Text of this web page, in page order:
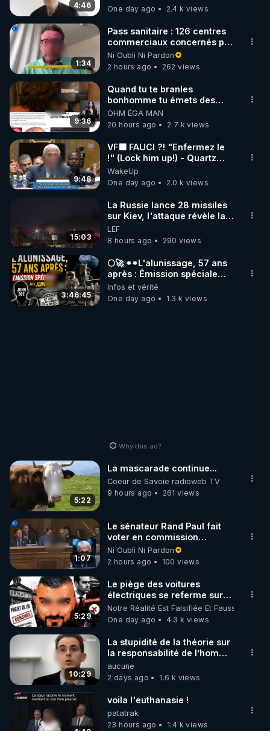
code : REGENERE10
▶ 30 jours gratuit sur l’application de méditation et
de bien-être ENVOL :
Rendez-vous sur https://www.envol.app/code
le code : REGENERE
4:46
One day ago
2.4 k views
1:34
Pass sanitaire : 126 centres
commerciaux concernés par
l'obligation dans toute la
France
Ni Oubli Ni Pardon
2 hours ago
262 views
9:36
Quand tu te branles
bonhomme tu émets des
ondes ils ont juste omis de
t'expliquer
OHM ÉGA MAN
20 hours ago
2.7 k views
9:48
VF🟩 FAUCI ?! "Enfermez le
!" (Lock him up!) - Quartz
Traduction
WakeUp
One day ago
2.0 k views
15:03
La Russie lance 28 missiles
sur Kiev, l'attaque révèle la
faiblesse de Kiev
LEF
8 hours ago
290 views
3:46:45
🌕🚀 **L'alunissage, 57 ans
après : Émission spéciale
avec John Doe !** 👨 🚀✨
Infos et vérité
One day ago
1.3 k views
Why this ad?
5:22
La mascarade continue...
Coeur de Savoie radioweb TV
9 hours ago
261 views
1:07
Le sénateur Rand Paul fait
voter en commission
l'outrage au Congrès contre
Anthony Fauci
Ni Oubli Ni Pardon
2 hours ago
100 views
5:29
Le piège des voitures
électriques se referme sur
les usagers !
Notre Réalité Est Falsifiée Et Fausse
One day ago
4.3 k views
10:29
La stupidité de la théorie sur
la responsabilité de l’homme
concernant le dioxyde de
carbone.
aucune
2 days ago
1.6 k views
voila l'euthanasie !
patatrak
23 hours ago
1.4 k views